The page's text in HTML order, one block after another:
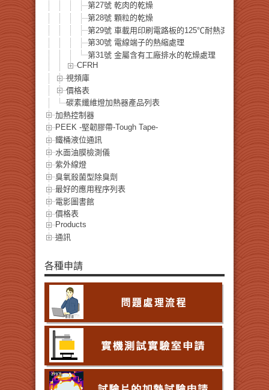
第27號 乾肉的乾燥
第28號 顆粒的乾燥
第29號 車載用印刷電路板的125℃耐熱測試
第30號 電線端子的熱縮處理
第31號 金屬含有工廠排水的乾燥處理
CFRH
視頻庫
價格表
碳素纖維燈加熱器產品列表
加熱控制器
PEEK -堅韌膠帶-Tough Tape-
鐵桶液位通訊
水面油膜檢測儀
紫外線燈
臭氧殺菌型除臭劑
最好的應用程序列表
電影圖書館
價格表
Products
通訊
各種申請